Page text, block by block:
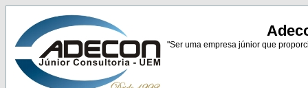
"Ser uma empresa júnior que